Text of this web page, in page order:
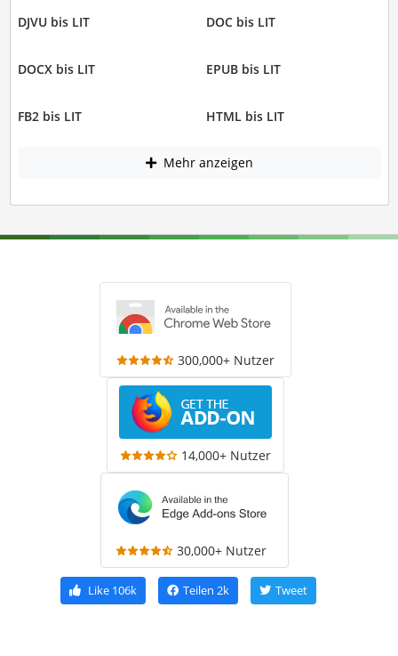
DJVU bis LIT DOC bis LIT
DOCX bis LIT EPUB bis LIT
FB2 bis LIT HTML bis LIT
Mehr anzeigen
300,000+ Nutzer
14,000+ Nutzer
30,000+ Nutzer
Like 106k Teilen 2k Tweet